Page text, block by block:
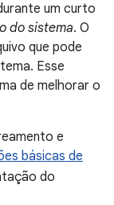
um curto
do sistema. O
que pode
Esse
de melhorar o
e
básicas de
do